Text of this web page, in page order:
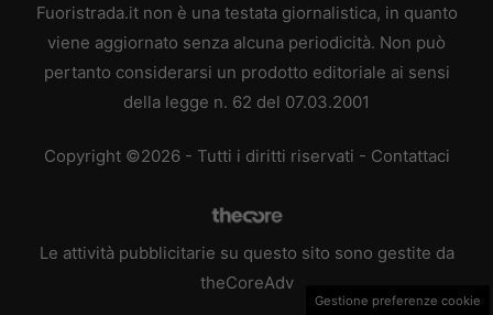
Fuoristrada.it non è una testata giornalistica, in quanto
viene aggiornato senza alcuna periodicità. Non può
pertanto considerarsi un prodotto editoriale ai sensi
della legge n. 62 del 07.03.2001
Copyright ©2026 - Tutti i diritti riservati - Contattaci
Le attività pubblicitarie su questo sito sono gestite da
theCoreAdv
Gestione preferenze cookie